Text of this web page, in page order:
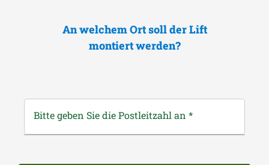
An welchem Ort soll der Lift
montiert werden?
Bitte geben Sie die Postleitzahl an *